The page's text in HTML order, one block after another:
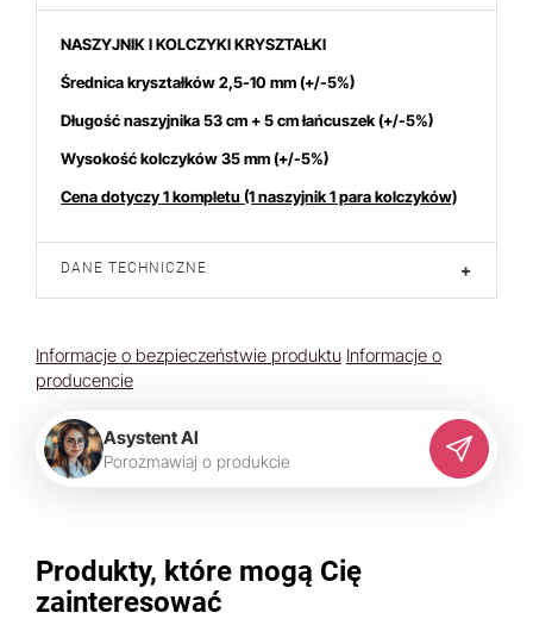
NASZYJNIK I KOLCZYKI KRYSZTAŁKI
Średnica kryształków2,5-10 mm (+/-5%)
Długość naszyjnika 53 cm + 5 cm łańcuszek (+/-5%)
Wysokość kolczyków 35 mm (+/-5%)
Cena dotyczy 1 kompletu (1 naszyjnik 1 para kolczyków)
DANE TECHNICZNE +
Informacje o bezpieczeństwie produktu Informacje o
producencie
Asystent AI
Porozmawiaj o produkcie
Produkty, które mogą Cię
zainteresować